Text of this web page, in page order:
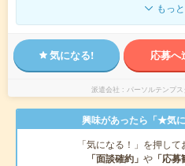
もっ
気になる! 応募へ
派遣会社 パーソルテンプ
興味があったら「★気
「気になる！」を押し
「面談確約」 や 「応募